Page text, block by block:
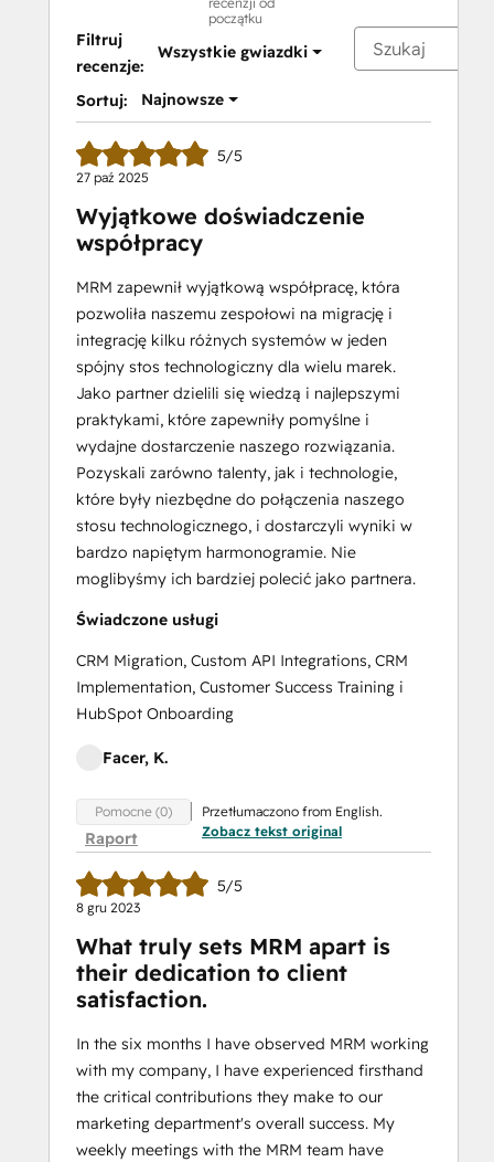
Media
Marketing
początku
Filtruj
recenzje:
Wszystkie gwiazdki
Sortuj: Najnowsze
5/5
27 paź 2025
Wyjątkowe doświadczenie
współpracy
MRM zapewnił wyjątkową współpracę, która
pozwoliła naszemu zespołowi na migrację i
integrację kilku różnych systemów w jeden
spójny stos technologiczny dla wielu marek.
Jako partner dzielili się wiedzą i najlepszymi
praktykami, które zapewniły pomyślne i
wydajne dostarczenie naszego rozwiązania.
Pozyskali zarówno talenty, jak i technologie,
które były niezbędne do połączenia naszego
stosu technologicznego, i dostarczyli wyniki w
bardzo napiętym harmonogramie. Nie
moglibyśmy ich bardziej polecić jako partnera.
Świadczone usługi
CRM Migration, Custom API Integrations, CRM
Implementation, Customer Success Training i
HubSpot Onboarding
Facer, K.
Pomocne (0)
Raport
Przetłumaczono from English.
Zobacz tekst original
5/5
8 gru 2023
What truly sets MRM apart is
their dedication to client
satisfaction.
In the six months I have observed MRM working
with my company, I have experienced firsthand
the critical contributions they make to our
marketing department's overall success. My
weekly meetings with the MRM team have